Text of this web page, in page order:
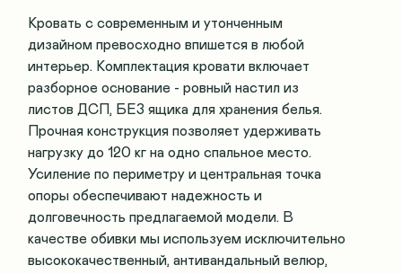
Кровать с современным и утонченным
дизайном превосходно впишется в любой
интерьер. Комплектация кровати включает
разборное основание - ровный настил из
листов ДСП, БЕЗ ящика для хранения белья.
Прочная конструкция позволяет удерживать
нагрузку до 120 кг на одно спальное место.
Усиление по периметру и центральная точка
опоры обеспечивают надежность и
долговечность предлагаемой модели. В
качестве обивки мы используем исключительно
высококачественный, антивандальный велюр,